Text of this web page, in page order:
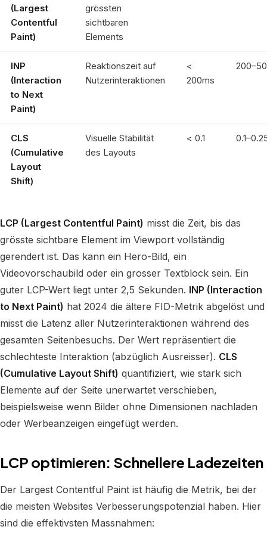
(Largest
Contentful
Paint)
grössten
sichtbaren
Elements
INP
(Interaction
to Next
Paint)
Reaktionszeit auf
Nutzerinteraktionen
<
200ms
CLS
(Cumulative
Layout
Shift)
Visuelle Stabilität
des Layouts
< 0.1
LCP (Largest Contentful Paint) misst die Zeit, bis das
grösste sichtbare Element im Viewport vollständig
gerendert ist. Das kann ein Hero-Bild, ein
Videovorschaubild oder ein grosser Textblock sein. Ein
guter LCP-Wert liegt unter 2,5 Sekunden. INP (Interaction
to Next Paint) hat 2024 die ältere FID-Metrik abgelöst und
misst die Latenz aller Nutzerinteraktionen während des
gesamten Seitenbesuchs. Der Wert repräsentiert die
schlechteste Interaktion (abzüglich Ausreisser). CLS
(Cumulative Layout Shift) quantifiziert, wie stark sich
Elemente auf der Seite unerwartet verschieben,
beispielsweise wenn Bilder ohne Dimensionen nachladen
oder Werbeanzeigen eingefügt werden.
LCP optimieren: Schnellere Ladezeiten
Der Largest Contentful Paint ist häufig die Metrik, bei der
die meisten Websites Verbesserungspotenzial haben. Hier
sind die effektivsten Massnahmen: